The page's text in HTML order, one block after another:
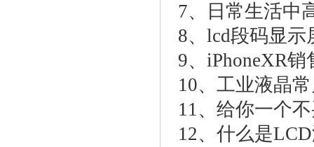
7、
日常生活中
8、 lcd段码显示
9、 iPhoneXR
10、 工业液晶
11、 给你一个
12、 什么是